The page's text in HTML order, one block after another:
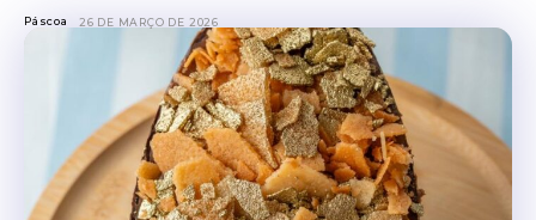
Páscoa 26 DE MARÇO DE 2026